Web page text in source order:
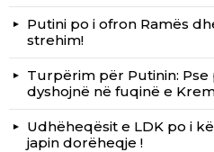
Putini po i ofron Ramës
strehim!
Turpërim për Putinin:
dyshojnë në fuqinë e
Udhëheqësit e LDK po i
japin dorëheqje !